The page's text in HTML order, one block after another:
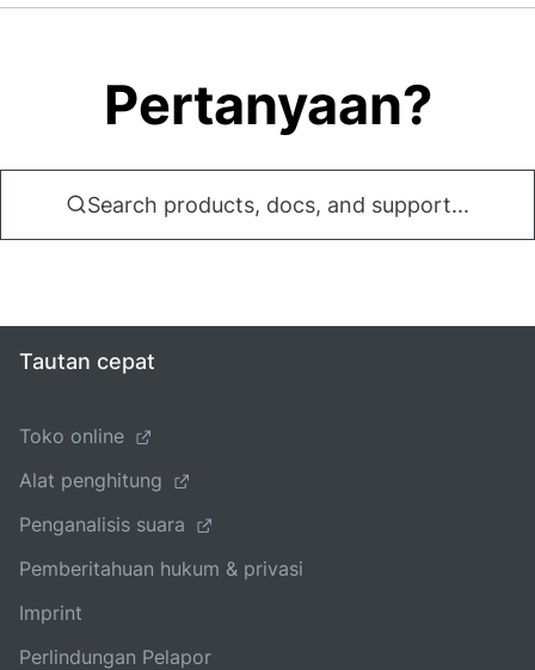
Pertanyaan?
Search products, docs, and support...
Tautan cepat
Toko online
Alat penghitung
Penganalisis suara
Pemberitahuan hukum & privasi
Imprint
Perlindungan Pelapor